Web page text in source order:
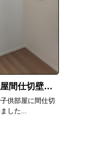
仕切壁造作
供部屋に間仕切
した...